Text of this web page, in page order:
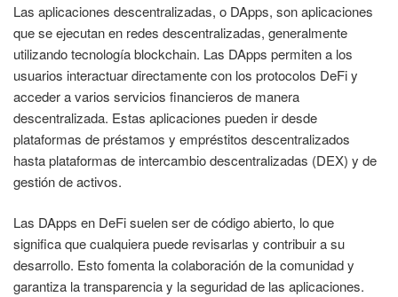
Las aplicaciones descentralizadas, o DApps, son aplicaciones
que se ejecutan en redes descentralizadas, generalmente
utilizando tecnología blockchain. Las DApps permiten a los
usuarios interactuar directamente con los protocolos DeFi y
acceder a varios servicios financieros de manera
descentralizada. Estas aplicaciones pueden ir desde
plataformas de préstamos y empréstitos descentralizados
hasta plataformas de intercambio descentralizadas (DEX) y de
gestión de activos.
Las DApps en DeFi suelen ser de código abierto, lo que
significa que cualquiera puede revisarlas y contribuir a su
desarrollo. Esto fomenta la colaboración de la comunidad y
garantiza la transparencia y la seguridad de las aplicaciones.